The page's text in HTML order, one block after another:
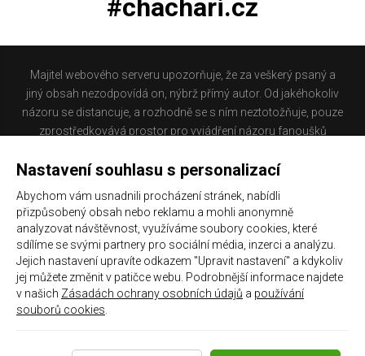
#chachari.cz
Majitel webového serveru upozorňuje, že za veškerý psaný a
jiný obsah nezodpovídá on, nýbrž přímý autor. Od jakéhokoliv
názoru se distancuje, a rozhodně se s ním neztotožňuje, pouze
zprostředkovává prostor pro vyjádření názoru fanoušků
nacházíte obsahuje materiál, který někteří lidé mohou
nejsou dle právní úpravy zákona č. 480/2004 Sb., o některých
službách informační společnosti a o změně některých zákonů
(zákon o některých službách informační společnosti) a
zejména §6 citovaného zákona, odpovědni za příspěvky
návštěvníků těchto stránek.
Galerie|Historie
Nastavení souhlasu s personalizací
Abychom vám usnadnili procházení stránek, nabídli
přizpůsobený obsah nebo reklamu a mohli anonymně
analyzovat návštěvnost, využíváme soubory cookies, které
sdílíme se svými partnery pro sociální média, inzerci a analýzu.
Jejich nastavení upravíte odkazem "Upravit nastavení" a kdykoliv
jej můžete změnit v patičce webu. Podrobnější informace najdete
v našich Zásadách ochrany osobních údajů a používání
souborů cookies